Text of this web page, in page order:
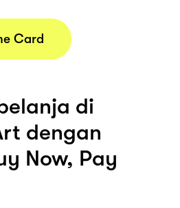
Card
di
dengan
Now, Pay